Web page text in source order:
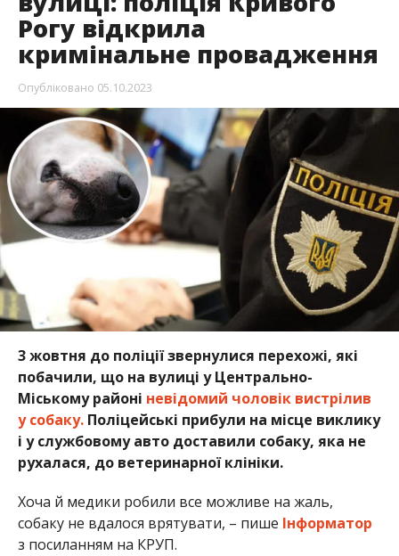
Рогу відкрила
кримінальне провадження
Опубліковано 05.10.2023
3 жовтня до поліції звернулися перехожі, які
побачили, що на вулиці у Центрально-
Міському районі невідомий чоловік вистрілив
у собаку.Поліцейські прибули на місце виклику
і у службовому авто доставили собаку, яка не
рухалася, до ветеринарної клініки.
Хоча й медики робили все можливе на жаль,
собаку не вдалося врятувати, – пише Інформатор
з посиланням на КРУП.